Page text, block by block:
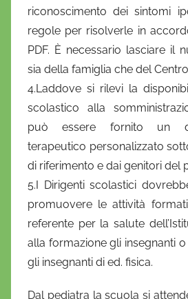
riconoscimento dei sintomi
regole per risolverle in
PDF. È necessario lasciare il
sia della famiglia che del
4.Laddove si rilevi la
scolastico alla
può essere fornito un
terapeutico personalizzato
di riferimento e dai genitori del
5.I Dirigenti scolastici
promuovere le attività
referente per la salute
alla formazione gli insegnanti
gli insegnanti di ed. fisica.
Dal pediatra la scuola si